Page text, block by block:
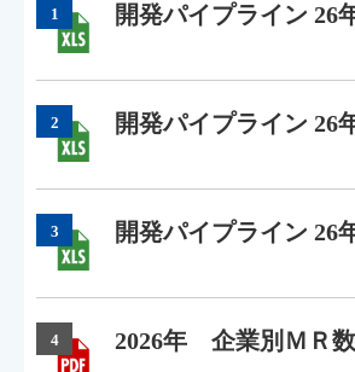
1 開発パイプライン 26
2 開発パイプライン 26
3 開発パイプライン 26
4 2026年 企業別ＭＲ数